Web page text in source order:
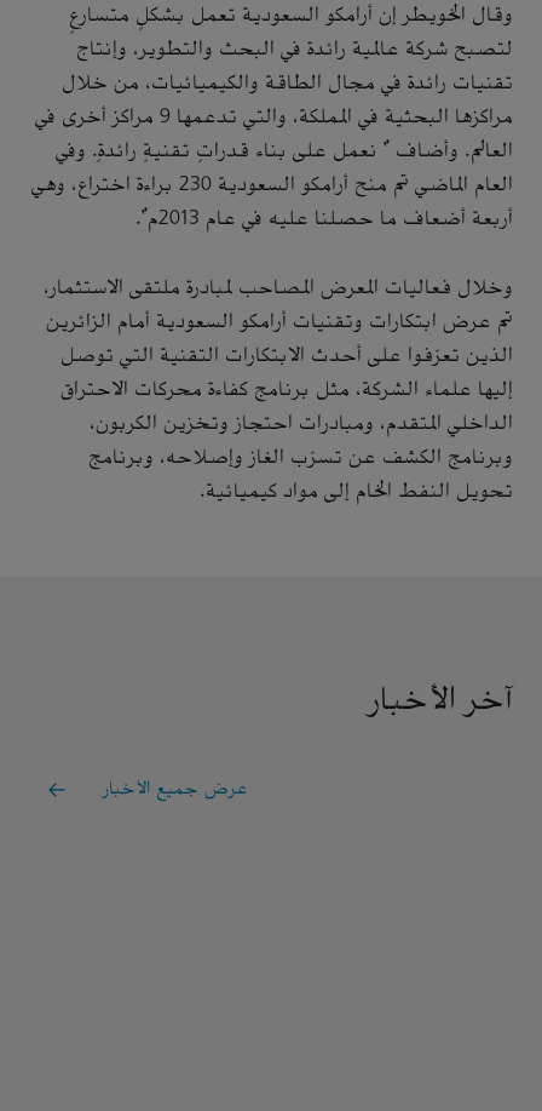
وقال الخويطر إن أرامكو السعودية تعمل بشكلٍ متسارعٍ
لتصبح شركة عالمية رائدة في البحث والتطوير، وإنتاج
تقنيات رائدة في مجال الطاقة والكيميائيات، من خلال
مراكزها البحثية في المملكة، والتي تدعمها 9 مراكز أخرى في
العالم. وأضاف " نعمل على بناء قدراتٍ تقنيةٍ رائدةٍ. وفي
العام الماضي تم منح أرامكو السعودية 230 براءة اختراع، وهي
أربعة أضعاف ما حصلنا عليه في عام 2013م".
وخلال فعاليات المعرض المصاحب لمبادرة ملتقى الاستثمار،
تم عرض ابتكارات وتقنيات أرامكو السعودية أمام الزائرين
الذين تعرّفوا على أحدث الابتكارات التقنية التي توصل
إليها علماء الشركة، مثل برنامج كفاءة محركات الاحتراق
الداخلي المتقدم، ومبادرات احتجاز وتخزين الكربون،
وبرنامج الكشف عن تسرّب الغاز وإصلاحه، وبرنامج
تحويل النفط الخام إلى مواد كيميائية.
آخر الأخبار
عرض جميع الأخبار